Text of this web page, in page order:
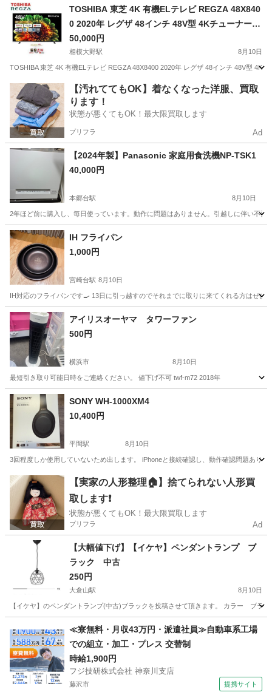
神奈川 相模大野駅 テレビ
TOSHIBA 東芝 4K 有機ELテレビ REGZA 48X840
0 2020年 レグザ 48インチ 48V型 4KチューナーW
内蔵
50,000円
相模大野駅 8月10日
TOSHIBA 東芝 4K 有機ELテレビ REGZA 48X8400 2020年 レグザ 48インチ 48V型 4K
神奈川 相模原市 相模大野駅 テレビ
【汚れててもOK】着なくなった洋服、買取
ります！
状態が悪くてもOK！最大限買取します
プリフラ Ad
【2024年製】Panasonic 家庭用食洗機NP-TSK1
40,000円
本郷台駅 8月10日
2年ほど前に購入し、毎日使っています。動作に問題はありません。引越しに伴い不
神奈川 横浜市 本郷台駅
IH フライパン
1,000円
宮崎台駅 8月10日
IH対応のフライパンです🍳 13日に引っ越すのでそれまでに取りに来てくれる方はぜひ
神奈川 川崎市 宮崎台駅 キッチン家電
アイリスオーヤマ タワーファン
500円
横浜市 8月10日
最短引き取り可能日時をご連絡ください。 値下げ不可 twf-m72 2018年
神奈川 横浜市 SONY WH-1000XM4
10,400円
平間駅 8月10日
3回程度しか使用していないため出します。 iPhoneと接続確認し、動作確認問題あり
神奈川 川崎市 平間駅 オーディオ
【実家の人形整理🏠】捨てられない人形買
取します❗️
状態が悪くてもOK！最大限買取します
プリフラ Ad
【大幅値下げ】【イケヤ】ペンダントランプ ブ
ラック 中古
250円
大倉山駅 8月10日
【イケヤ】のペンダントランプ(中古)ブラックを投稿させて頂きます。 カラー ブラ
大倉山駅 その他
≪寮無料・月収43万円・派遣社員≫自動車系工場
での組立・加工・プレス 交替制
時給1,900円
フジ技研株式会社 神奈川支店
藤沢市 提携サイト